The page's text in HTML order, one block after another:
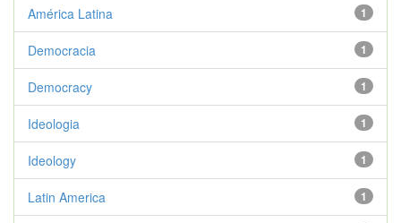
1
América Latina
1
Democracia
1
Democracy
1
Ideologia
1
Ideology
1
Latin America